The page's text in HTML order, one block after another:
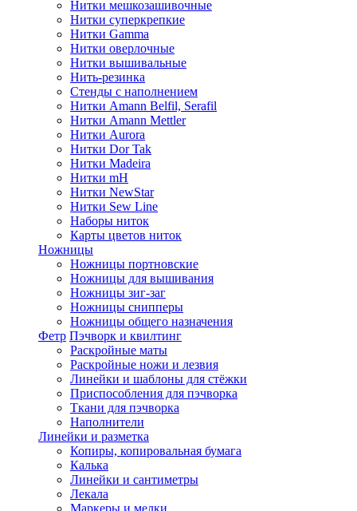
Нитки мешкозашивочные
Нитки суперкрепкие
Нитки Gamma
Нитки оверлочные
Нитки вышивальные
Нить-резинка
Стенды с наполнением
Нитки Amann Belfil, Serafil
Нитки Amann Mettler
Нитки Aurora
Нитки Dor Tak
Нитки Madeira
Нитки mH
Нитки NewStar
Нитки Sew Line
Наборы ниток
Карты цветов ниток
Ножницы
Ножницы портновские
Ножницы для вышивания
Ножницы зиг-заг
Ножницы снипперы
Ножницы общего назначения
Фетр Пэчворк и квилтинг
Раскройные маты
Раскройные ножи и лезвия
Линейки и шаблоны для стёжки
Приспособления для пэчворка
Ткани для пэчворка
Наполнители
Линейки и разметка
Копиры, копировальная бумага
Калька
Линейки и сантиметры
Лекала
Маркеры и мелки